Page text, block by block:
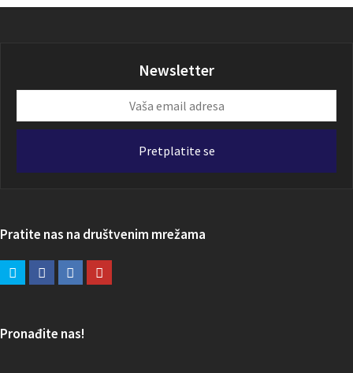
Newsletter
email
Pretplatite se
Pratite nas na društvenim mrežama
Pronađite nas!